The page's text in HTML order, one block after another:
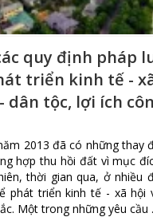
quy định pháp
triển kinh tế -
dân tộc, lợi ích
2013 đã có những thay
hợp thu hồi đất vì mục
thời gian qua, ở nhiều
phát triển kinh tế - xã hội
Một trong những yêu cầu